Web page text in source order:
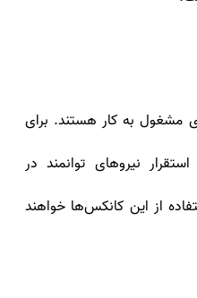
مشغول به کار هستند. برای
نیروهای توانمند در
از این کانکس‌ها خواهند